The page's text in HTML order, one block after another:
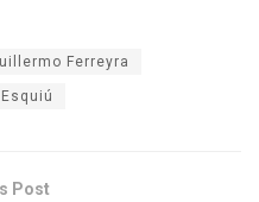
Ferreyra
Post